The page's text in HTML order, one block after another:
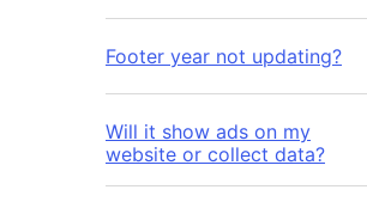
Footer year not updating?
Will it show ads on my
website or collect data?